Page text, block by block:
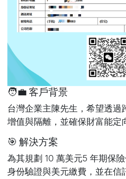
🧑‍💼 客戶背景
台灣企業主陳先生，希望透過
增值與隔離，並確保財富能定
🎯 解決方案
為其規劃 10 萬美元5 年期保
身份驗證與美元繳費，並在信